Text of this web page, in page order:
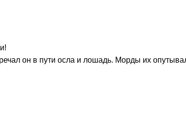
он в пути осла и лошадь. Морды их